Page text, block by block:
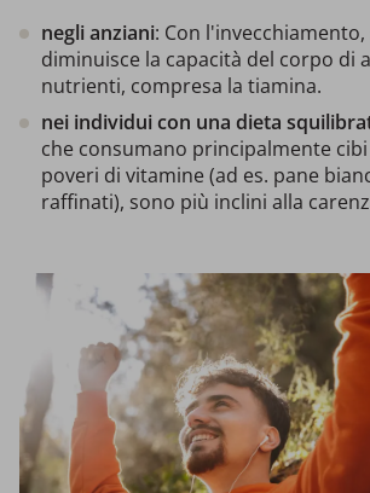
negli anziani: Con l'invecchiamento,
diminuisce la capacità del corpo di
nutrienti, compresa la tiamina.
nei individui con una dieta
che consumano principalmente
poveri di vitamine (ad es. pane
raffinati), sono più inclini alla